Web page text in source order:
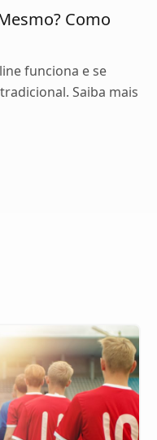
Como
funciona e se
Saiba mais